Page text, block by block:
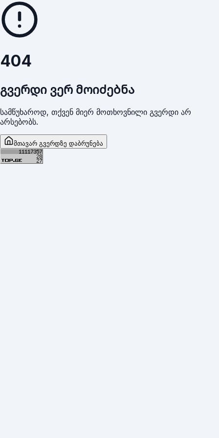
404
გვერდი ვერ მოიძებნა
სამწუხაროდ, თქვენ მიერ მოთხოვნილი გვერდი არ
არსებობს.
მთავარ გვერდზე დაბრუნება